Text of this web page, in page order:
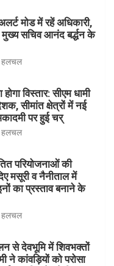
मोड में रहें अधिकारी,
सचिव आनंद बर्द्धन के
हलचल
विस्तार: सीएम धामी
सीमांत क्षेत्रों में नई
पर हुई चर्
हलचल
परियोजनाओं की
मसूरी व नैनीताल में
का प्रस्ताव बनाने के
हलचल
से देवभूमि में शिवभक्तों
ने कांवड़ियों को परोसा